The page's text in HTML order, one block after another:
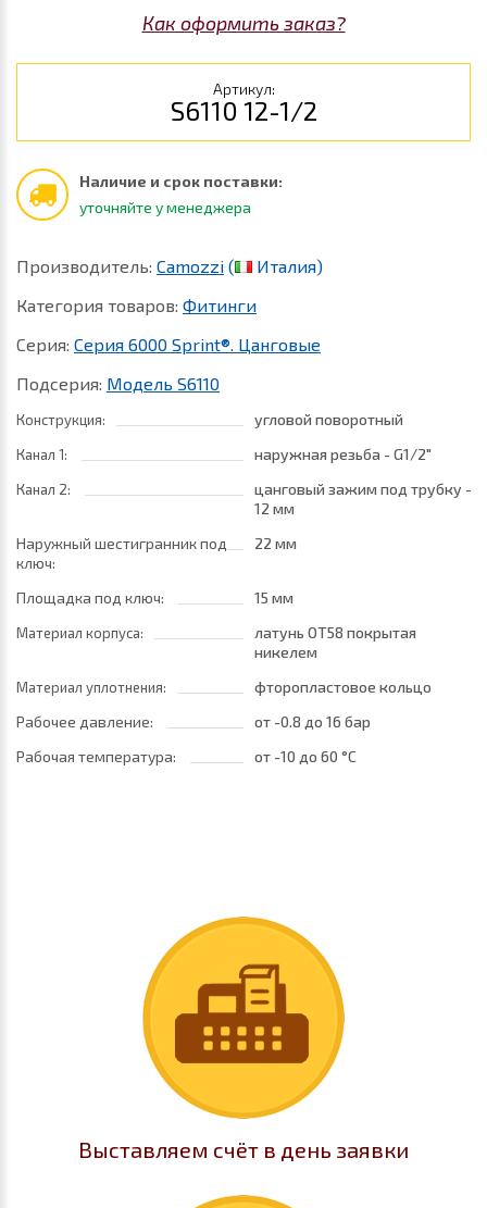
Как оформить заказ?
Артикул:
S6110 12-1/2
Наличие и срок поставки:
уточняйте у менеджера
Производитель: Camozzi (
Италия)
Категория товаров: Фитинги
Серия: Серия 6000 Sprint®. Цанговые
Подсерия: Модель S6110
Конструкция: угловой поворотный
Канал 1: наружная резьба - G1/2"
Канал 2:
цанговый зажим под трубку -
12 мм
Наружный шестигранник под
ключ:
22 мм
Площадка под ключ: 15 мм
Материал корпуса:
латунь ОТ58 покрытая
никелем
Материал уплотнения:
фторопластовое кольцо
Рабочее давление:
от -0.8 до 16 бар
Рабочая температура:
от -10 до 60 °C
Выставляем счёт в день заявки